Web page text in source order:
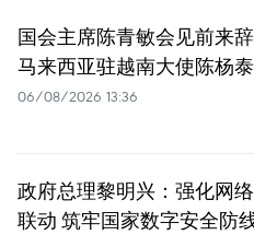
国会主席陈青敏会见前来
马来西亚驻越南大使陈杨泰
06/08/2026 13:36
政府总理黎明兴：强化网
联动 筑牢国家数字安全防